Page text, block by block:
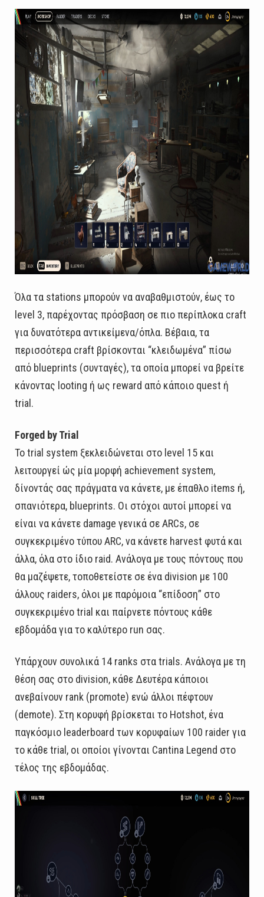
Όλα τα stations μπορούν να αναβαθμιστούν, έως το
level 3, παρέχοντας πρόσβαση σε πιο περίπλοκα craft
για δυνατότερα αντικείμενα/όπλα. Βέβαια, τα
περισσότερα craft βρίσκονται “κλειδωμένα” πίσω
από blueprints (συνταγές), τα οποία μπορεί να βρείτε
κάνοντας looting ή ως reward από κάποιο quest ή
trial.
Forged by Trial
Το trial system ξεκλειδώνεται στο level 15 και
λειτουργεί ώς μία μορφή achievement system,
δίνοντάς σας πράγματα να κάνετε, με έπαθλο items ή,
σπανιότερα, blueprints. Οι στόχοι αυτοί μπορεί να
είναι να κάνετε damage γενικά σε ARCs, σε
συγκεκριμένο τύπου ARC, να κάνετε harvest φυτά και
άλλα, όλα στο ίδιο raid. Ανάλογα με τους πόντους που
θα μαζέψετε, τοποθετείστε σε ένα division με 100
άλλους raiders, όλοι με παρόμοια “επίδοση” στο
συγκεκριμένο trial και παίρνετε πόντους κάθε
εβδομάδα για το καλύτερο run σας.
Υπάρχουν συνολικά 14 ranks στα trials. Ανάλογα με τη
θέση σας στο division, κάθε Δευτέρα κάποιοι
ανεβαίνουν rank (promote) ενώ άλλοι πέφτουν
(demote). Στη κορυφή βρίσκεται το Hotshot, ένα
παγκόσμιο leaderboard των κορυφαίων 100 raider για
το κάθε trial, οι οποίοι γίνονται Cantina Legend στο
τέλος της εβδομάδας.